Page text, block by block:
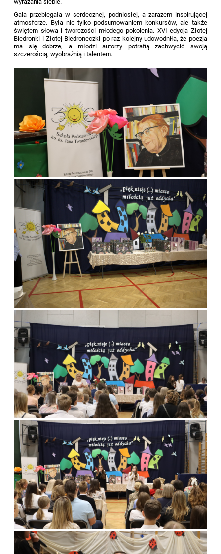
wyrażania siebie.
Gala przebiegała w serdecznej, podniosłej, a zarazem inspirującej
atmosferze. Była nie tylko podsumowaniem konkursów, ale także
świętem słowa i twórczości młodego pokolenia. XVI edycja Złotej
Biedronki i Złotej Biedroneczki po raz kolejny udowodniła, że poezja
ma się dobrze, a młodzi autorzy potrafią zachwycić swoją
szczerością, wyobraźnią i talentem.